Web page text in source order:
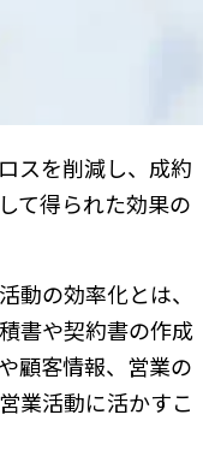
スを削減し、成約
て得られた効果の
の効率化とは、
書や契約書の作成
顧客情報、営業の
業活動に活かすこ